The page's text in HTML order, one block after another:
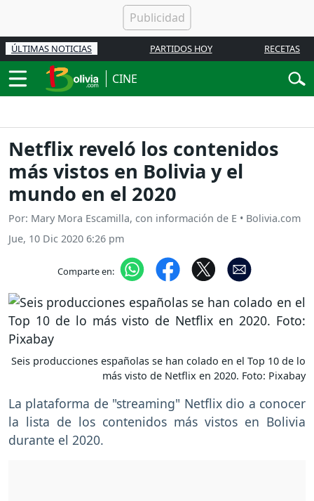
ÚLTIMAS NOTICIAS PARTIDOS HOY RECETAS
CINE
Netflix reveló los contenidos
más vistos en Bolivia y el
mundo en el 2020
Por: Mary Mora Escamilla, con información de E • Bolivia.com
Jue, 10 Dic 2020 6:26 pm
Comparte en:
Seis producciones españolas se han colado en el Top 10 de lo
más visto de Netflix en 2020. Foto: Pixabay
La plataforma de "streaming" Netflix dio a conocer
la lista de los contenidos más vistos en Bolivia
durante el 2020.